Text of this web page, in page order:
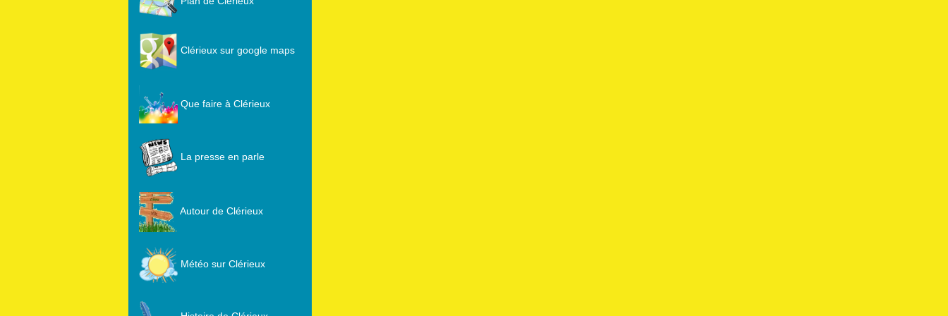
Clérieux sur google maps
Que faire à Clérieux
La presse en parle
Autour de Clérieux
Météo sur Clérieux